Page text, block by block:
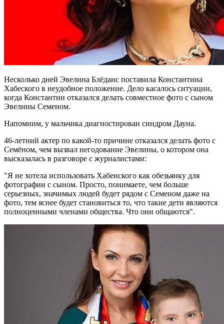
Несколько дней Эвелина Блёданс поставила Константина
Хабеского в неудобное положение. Дело касалось ситуации,
когда Константин отказался делать совместное фото с сыном
Эвелины Семеном.
Напомним, у мальчика диагностирован синдром Дауна.
46-летний актер по какой-то причине отказался делать фото с
Семёном, чем вызвал негодование Эвелины, о котором она
высказалась в разговоре с журналистами:
"Я не хотела использовать Хабенского как обезьянку для
фотографии с сыном. Просто, понимаете, чем больше
серьезных, значимых людей будет рядом с Семеном даже на
фото, тем яснее будет становиться то, что такие дети являются
полноценными членами общества. Что они общаются".